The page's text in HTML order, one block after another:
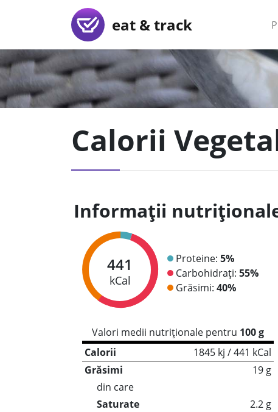
eat & track
Calorii
Informații
441
kCal
Proteine: 5%
Carbohidrați: 55%
Grăsimi: 40%
Valori medii nutriționale pentru 100 g
Calorii
1845 kj / 441 kCal
Grăsimi
19 g
din care
Saturate
2.2 g